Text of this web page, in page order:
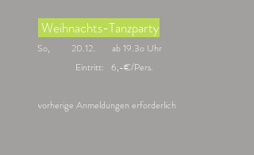
Weihnachts-Tanzparty
So, 20.12. ab 19.3o Uhr
Eintritt: 6,-€/Pers.
vorherige Anmeldungen erforderlich